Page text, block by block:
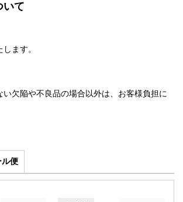
いて
ます。
い欠陥や不良品の場合以外は、お客様負担に
ル便